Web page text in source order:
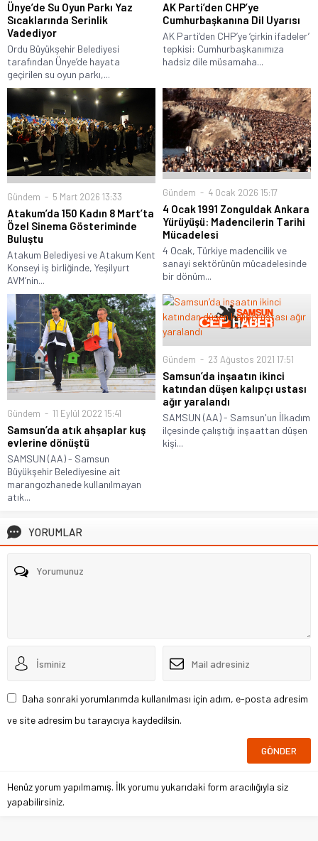
Ünye’de Su Oyun Parkı Yaz
Sıcaklarında Serinlik
Vadediyor
Ordu Büyükşehir Belediyesi
tarafından Ünye’de hayata
geçirilen su oyun parkı,...
AK Parti’den CHP’ye
Cumhurbaşkanına Dil Uyarısı
AK Parti’den CHP’ye ‘çirkin ifadeler’
tepkisi: Cumhurbaşkanımıza
hadsiz dile müsamaha...
Gündem 5 Mart 2026 13:33
Atakum’da 150 Kadın 8 Mart’ta
Özel Sinema Gösteriminde
Buluştu
Atakum Belediyesi ve Atakum Kent
Konseyi iş birliğinde, Yeşilyurt
AVM’nin...
Gündem 4 Ocak 2026 15:17
4 Ocak 1991 Zonguldak Ankara
Yürüyüşü: Madencilerin Tarihi
Mücadelesi
4 Ocak, Türkiye madencilik ve
sanayi sektörünün mücadelesinde
bir dönüm...
Gündem 11 Eylül 2022 15:41
Samsun’da atık ahşaplar kuş
evlerine dönüştü
SAMSUN (AA) - Samsun
Büyükşehir Belediyesine ait
marangozhanede kullanılmayan
atık...
Gündem 23 Ağustos 2021 17:51
Samsun’da inşaatın ikinci
katından düşen kalıpçı ustası
ağır yaralandı
SAMSUN (AA) - Samsun'un İlkadım
ilçesinde çalıştığı inşaattan düşen
kişi...
YORUMLAR
Daha sonraki yorumlarımda kullanılması için adım, e-posta adresim
ve site adresim bu tarayıcıya kaydedilsin.
Henüz yorum yapılmamış. İlk yorumu yukarıdaki form aracılığıyla siz
yapabilirsiniz.